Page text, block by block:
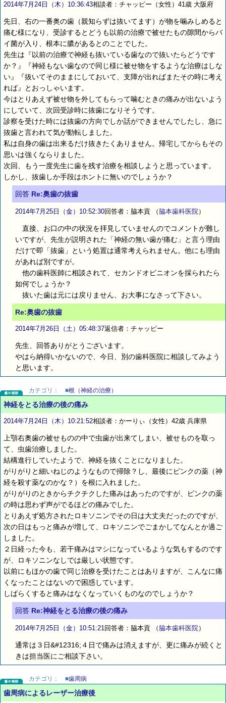
2014年7月24日（木）10:36:43相談者：チャッピー（女性）41歳 大阪府
先日、右の一番奥の歯（親知らずは抜いてます）が物を噛みしめると
痛む様になり、受診するとどうも以前の治療で被せたもの隙間からバ
イ菌が入り、根本に膿があるとのことでした。
先生は『以前の治療で神経も抜いている歯なので抜いたらどうです
か？』『神経もない歯なので同じ様に被せ物をするような治療はしな
い』『抜いてそのままにしておいて、支障が出ればまたその時に考え
れば』とおっしゃいます。
今はとりあえず被せ物を外してもらって噛むときの痛みが出ないよう
にしていて、次回受診時に抜歯になりそうです。
診察を受けた時には抜歯の方向でしか話ができませんでしたし、急に
抜歯と言われて気が動転しました。
私は自身の歯は出来るだけ抜きたくありません。帰宅してからもその
思いは強くならりました。
次回、もう一度先生に歯を残す治療を相談しようと思っています。
しかし、抜歯しか手段はホントに無いのでしょうか？
回答 Re:奥歯の抜歯
2014年7月25日（金）10:52:30回答者：脇本貢 （ 脇本歯科医院）
直接、お口の中の状況を拝見していませんのでコメントが難し
いですが、先生が説明された「神経の無い歯が痛む」と言う理由
だけで即「抜歯」という処置は通常考えられません。他にも理由
があれば別ですが。
他の歯科医師に相談されて、セカンドオピニオンを採られたら
如何でしょうか？
抜いた歯は元には戻りません、お大事になさって下さい。
Re:奥歯の抜歯
2014年7月26日（土）05:48:37返信者：チャッピー
先生、回答ありがとうございます。
やはら納得いかないので、今日、別の歯科医院に相談してみよう
と思います。
カテゴリ： ■根（神経の治療）
神経をとる治療の後の痛み
2014年7月24日（木）10:21:52相談者：かーりぃ（女性）42歳 兵庫県
上顎右奥歯の被せものの中で虫歯が出来てしまい、被せものを取っ
て、虫歯治療しました。
結構進行していたようで、神経を抜くことになりました。
がりがりと細いねじのようなもので掃除？し、最後にピンクの薬（神
経を殺す薬なのかな？）を根に入れました。
がりがりのときからチクチクした痛みはあったのですが、ピンクの薬
の時は思わず声がでるほどの痛みでした。
とりあえず処方されたロキソニンでその日は大丈夫だったのですが、
次の日はもっと痛みが増して、ロキソニンでごまかしてなんとか過ご
しました。
２日経った今も、若干痛みはマシになっているような気もするのです
が、ロキソニンなしでは厳しい状態です。
以前にもほかの歯で同じ治療を受けたことはありますが、こんなに痛
くなったことはないので困惑しています。
しばらくすると痛みはなくなっていくものなのでしょうか？
回答 Re:神経をとる治療の後の痛み
2014年7月25日（金）10:51:21回答者：脇本貢 （ 脇本歯科医院）
通常は３日&#12316;４日で痛みは消えますが、更に痛みが続くと
きは担当医にご相談下さい。
カテゴリ： ■歯周病
歯周病によるレーザー治療後